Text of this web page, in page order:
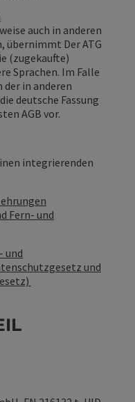
auch in anderen
übernimmt Der ATG
(zugekaufte)
Sprachen. Im Falle
der in anderen
deutsche Fassung
AGB vor.
integrierenden
Fern- und
und
und